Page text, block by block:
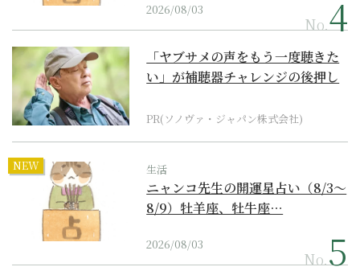
2026/08/03
No.
「ヤブサメの声をもう一度聴きた
い」が補聴器チャレンジの後押し
PR(ソノヴァ・ジャパン株式会社)
NEW 生活
ニャンコ先生の開運星占い（8/3～
8/9）牡羊座、牡牛座…
2026/08/03
No.